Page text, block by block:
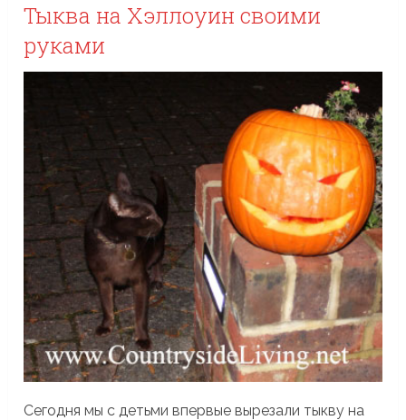
Тыква на Хэллоуин своими
руками
Сегодня мы с детьми впервые вырезали тыкву на